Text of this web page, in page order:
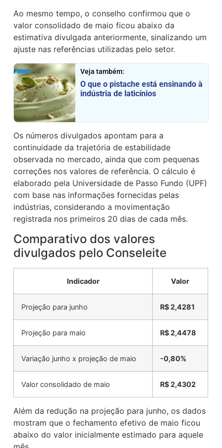
Ao mesmo tempo, o conselho confirmou que o
valor consolidado de maio ficou abaixo da
estimativa divulgada anteriormente, sinalizando um
ajuste nas referências utilizadas pelo setor.
Veja também:
O que o pistache está ensinando à
indústria de laticínios
Os números divulgados apontam para a
continuidade da trajetória de estabilidade
observada no mercado, ainda que com pequenas
correções nos valores de referência. O cálculo é
elaborado pela Universidade de Passo Fundo (UPF)
com base nas informações fornecidas pelas
indústrias, considerando a movimentação
registrada nos primeiros 20 dias de cada mês.
Comparativo dos valores
divulgados pelo Conseleite
Indicador Valor
Projeção para junho R$ 2,4281
Projeção para maio R$ 2,4478
Variação junho x projeção de maio -0,80%
Valor consolidado de maio R$ 2,4302
Além da redução na projeção para junho, os dados
mostram que o fechamento efetivo de maio ficou
abaixo do valor inicialmente estimado para aquele